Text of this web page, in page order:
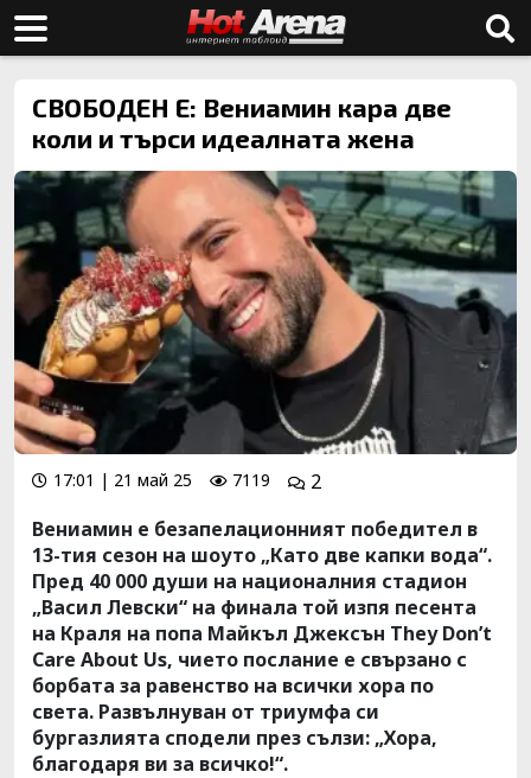
СВОБОДЕН Е: Вениамин кара две
коли и търси идеалната жена
17:01 | 21 май 25 7119
2
Вениамин е безапелационният победител в
13-тия сезон на шоуто „Като две капки вода“.
Пред 40 000 души на националния стадион
„Васил Левски“ на финала той изпя песента
на Краля на попа Майкъл Джексън They Don’t
Care About Us, чието послание е свързано с
борбата за равенство на всички хора по
света. Развълнуван от триумфа си
бургазлията сподели през сълзи: „Хора,
благодаря ви за всичко!“.